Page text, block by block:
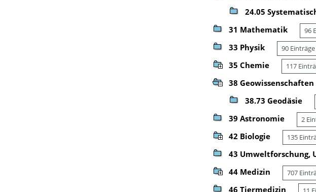
24.05
31 Mathematik 96
33 Physik 90 Einträge
35 Chemie 117
38 Geowissenschaften
38.73 Geodäsie
39 Astronomie 2
42 Biologie 135
43 Umweltforschung,
44 Medizin 707
46 Tiermedizin